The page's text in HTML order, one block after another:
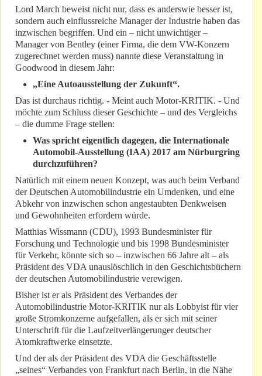
Lord March beweist nicht nur, dass es anderswie besser ist,
sondern auch einflussreiche Manager der Industrie haben das
inzwischen begriffen. Und ein – nicht unwichtiger –
Manager von Bentley (einer Firma, die dem VW-Konzern
zugerechnet werden muss) nannte diese Veranstaltung in
Goodwood in diesem Jahr:
„Eine Autoausstellung der Zukunft“.
Das ist durchaus richtig. - Meint auch Motor-KRITIK. - Und
möchte zum Schluss dieser Geschichte – und des Vergleichs
– die dumme Frage stellen:
Was spricht eigentlich dagegen, die Internationale
Automobil-Ausstellung (IAA) 2017 am Nürburgring
durchzuführen?
Natürlich mit einem neuen Konzept, was auch beim Verband
der Deutschen Automobilindustrie ein Umdenken, und eine
Abkehr von inzwischen schon angestaubten Denkweisen
und Gewohnheiten erfordern würde.
Matthias Wissmann (CDU), 1993 Bundesminister für
Forschung und Technologie und bis 1998 Bundesminister
für Verkehr, könnte sich so – inzwischen 66 Jahre alt – als
Präsident des VDA unauslöschlich in den Geschichtsbüchern
der deutschen Automobilindustrie verewigen.
Bisher ist er als Präsident des Verbandes der
Automobilindustrie Motor-KRITIK nur als Lobbyist für vier
große Stromkonzerne aufgefallen, als er sich mit seiner
Unterschrift für die Laufzeitverlängerunger deutscher
Atomkraftwerke einsetzte.
Und der als der Präsident des VDA die Geschäftsstelle
„seines“ Verbandes von Frankfurt nach Berlin, in die Nähe